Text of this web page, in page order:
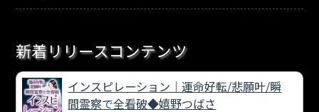
新着リリースコンテンツ
インスピレーション｜運命好転/悲願叶/瞬
間霊察で全看破◆嬉野つばさ